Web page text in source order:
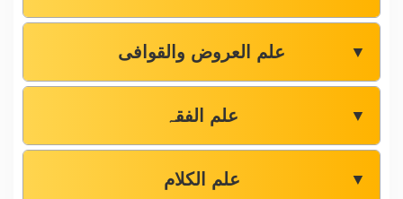
علم العروض والقوافی ▼
علم الفقہ ▼
علم الکلام ▼